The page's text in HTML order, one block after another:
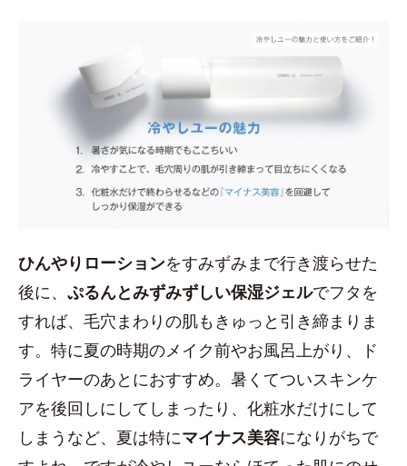
ひんやりローションをすみずみまで行き渡らせた
後に、 ぷるんとみずみずしい保湿ジェルでフタを
すれば、毛穴まわりの肌もきゅっと引き締まりま
す。特に夏の時期のメイク前やお風呂上がり、ド
ライヤーのあとにおすすめ。暑くてついスキンケ
アを後回しにしてしまったり、化粧水だけにして
しまうなど、夏は特にマイナス美容になりがちで